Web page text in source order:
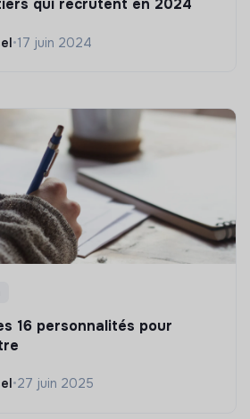
qui recrutent en 2024
•17 juin 2024
16 personnalités pour
•27 juin 2025